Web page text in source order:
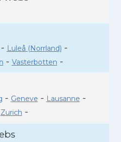
- Luleå (Norrland) -
- Vasterbotten -
- Geneve - Lausanne -
Zurich -